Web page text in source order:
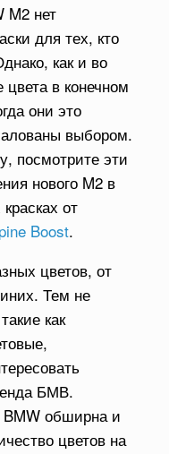
M2 нет
для тех, кто
как и во
в конечном
они это
выбором.
посмотрите эти
нового M2 в
от
Boost.
цветов, от
Тем не
как
БМВ.
обширна и
цветов на